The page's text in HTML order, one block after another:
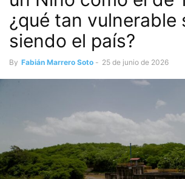
¿qué tan vulnerable
siendo el país?
By Fabián Marrero Soto - 25 de junio de 2026